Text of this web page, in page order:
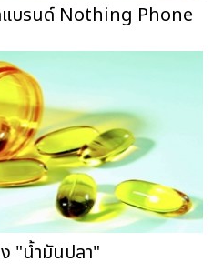
แบรนด์ Nothing Phone
"น้ำมันปลา"